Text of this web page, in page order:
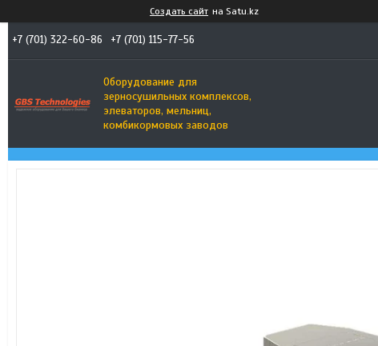
Создать сайт на Satu.kz
+7 (701) 322-60-86 +7 (701) 115-77-56
Оборудование для
зерносушильных комплексов,
элеваторов, мельниц,
комбикормовых заводов